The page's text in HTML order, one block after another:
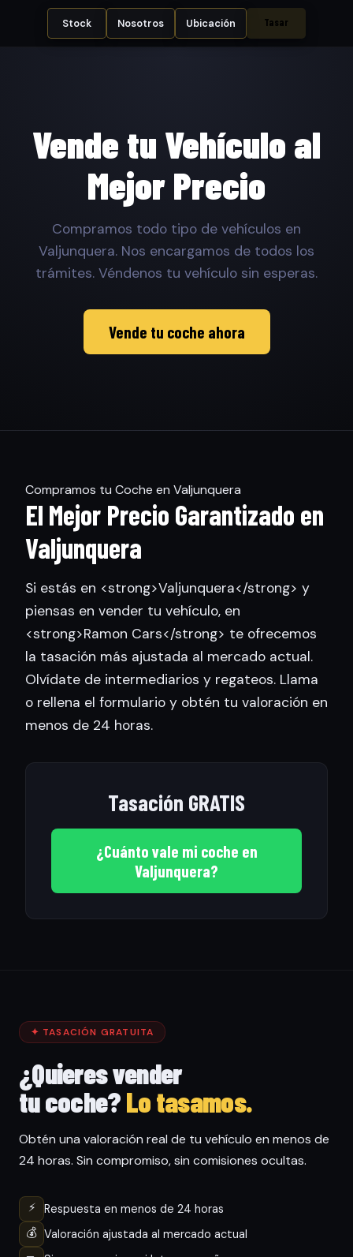
Stock Nosotros Ubicación Tasar
Vende tu Vehículo al
Mejor Precio
Compramos todo tipo de vehículos en
Valjunquera. Nos encargamos de todos los
trámites. Véndenos tu vehículo sin esperas.
Vende tu coche ahora
Compramos tu Coche en Valjunquera
El Mejor Precio Garantizado en
Valjunquera
Si estás en <strong>Valjunquera</strong> y
piensas en vender tu vehículo, en
<strong>Ramon Cars</strong> te ofrecemos
la tasación más ajustada al mercado actual.
Olvídate de intermediarios y regateos. Llama
o rellena el formulario y obtén tu valoración en
menos de 24 horas.
Tasación GRATIS
¿Cuánto vale mi coche en
Valjunquera?
✦ TASACIÓN GRATUITA
¿Quieres vender
tu coche?Lo tasamos.
Obtén una valoración real de tu vehículo en menos de
24 horas. Sin compromiso, sin comisiones ocultas.
⚡
Respuesta en menos de 24 horas
💰 Valoración ajustada al mercado actual